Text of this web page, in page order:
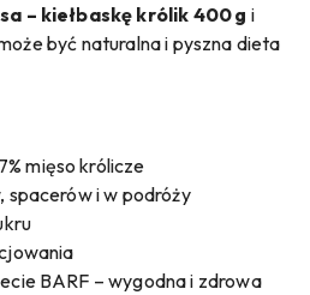
– kiełbaskę królik 400 g i
być naturalna i pyszna dieta
mięso królicze
spacerów i w podróży
BARF – wygodna i zdrowa